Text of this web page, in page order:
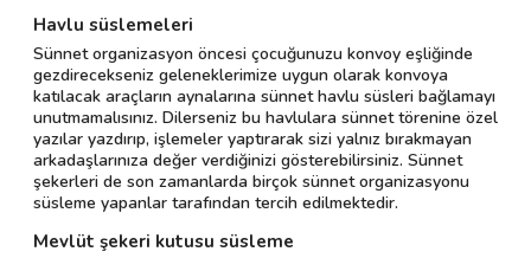
Havlu süslemeleri
Sünnet organizasyon öncesi çocuğunuzu konvoy eşliğinde
gezdirecekseniz geleneklerimize uygun olarak konvoya
katılacak araçların aynalarına sünnet havlu süsleri bağlamayı
unutmamalısınız. Dilerseniz bu havlulara sünnet törenine özel
yazılar yazdırıp, işlemeler yaptırarak sizi yalnız bırakmayan
arkadaşlarınıza değer verdiğinizi gösterebilirsiniz. Sünnet
şekerleri de son zamanlarda birçok sünnet organizasyonu
süsleme yapanlar tarafından tercih edilmektedir.
Mevlüt şekeri kutusu süsleme